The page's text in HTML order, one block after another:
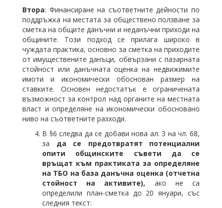
Втора: Финансиране на съответните дейности по
поддръжка на местата за обществено ползване за
сметка на общите данъчни и неданъчни приходи на
общините. Този подход се прилага широко в
чуждата практика, основно за сметка на приходите
от имуществените данъци, обвързани с пазарната
стойност или данъчната оценка на недвижимите
имоти и икономически обоснован размер на
ставките. Основен недостатък е ограничената
възможност за контрол над органите на местната
власт и определяне на икономически обосновано
ниво на съответните разходи.
В §6 следва да се добави нова ал. 3 на чл. 68,
за да се предотвратят потенциални
опити общинските съвети да се
връщат към практиката за определяне
на ТБО на база данъчна оценка (отчетна
стойност на активите), ако не са
определили план-сметка до 20 януари, със
следния текст: